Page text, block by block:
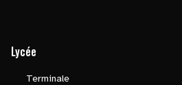
Lycée
Terminale